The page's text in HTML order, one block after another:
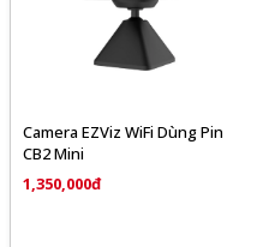
Camera EZViz WiFi Dùng Pin
CB2 Mini
1,350,000đ